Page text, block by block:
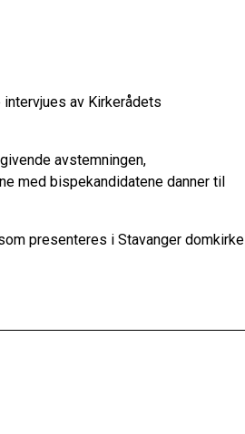
av Kirkerådets
avstemningen,
med bispekandidatene danner til
presenteres i Stavanger domkirke